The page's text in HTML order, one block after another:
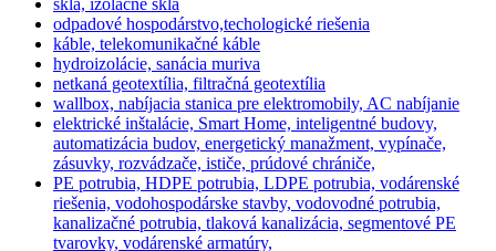
sklá, izolačné sklá
odpadové hospodárstvo,techologické riešenia
káble, telekomunikačné káble
hydroizolácie, sanácia muriva
netkaná geotextília, filtračná geotextília
wallbox, nabíjacia stanica pre elektromobily, AC nabíjanie
elektrické inštalácie, Smart Home, inteligentné budovy,
automatizácia budov, energetický manažment, vypínače,
zásuvky, rozvádzače, ističe, prúdové chrániče,
PE potrubia, HDPE potrubia, LDPE potrubia, vodárenské
riešenia, vodohospodárske stavby, vodovodné potrubia,
kanalizačné potrubia, tlaková kanalizácia, segmentové PE
tvarovky, vodárenské armatúry,